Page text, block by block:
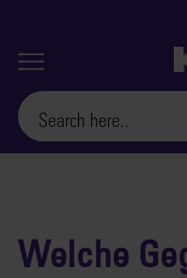
Menu
Welche